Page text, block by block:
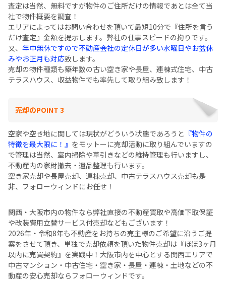
査定は当然、無料ですが物件のご住所だけの情報であとは全て当
社で物件概要を調査！
エリアによってはお問い合わせを頂いて最短10分で『住所を言う
だけ査定』金額を提示します。弊社の仕事スピードの拘りです。
又、年中無休ですので不動産会社の定休日が多い水曜日やお盆休
みやお正月も対応致します。
売却の物件種類も築年数の古い空き家や長屋、連棟式住宅、中古
テラスハウス、収益物件でも率先して取り組み致します！
売却のPOINT 3
空家や空き地に関しては現状がどういう状態であろうと 『物件の
特徴を最大限に！』 をモットーに売却活動に取り組んでいますの
で管理は当然、室内掃除や草引きなどの維持管理も行いますし、
不動産内の家財撤去・遺品整理も行います。
空き家売却や長屋売却、連棟売却、中古テラスハウス売却も是
非、フォローウィンドにお任せ！
関西・大阪市内の物件なら弊社直接の不動産買取や高価下取保証
や改装費用立替サービス付売却などもございます！
2026年・令和8年も不動産をお持ちの売主様のご希望に沿うご提
案をさせて頂き、単独で売却依頼を頂いた物件売却は『ほぼ3ヶ月
以内に売買契約』を実践中！大阪市内を中心とする関西エリアで
中古マンション・中古住宅・空き家・長屋・連棟・土地などの不
動産の安心売却ならフォローウィンドです。